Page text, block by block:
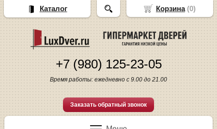
+7 (980) 125-23-05
Время работы: ежедневно с 9.00 до 21.00
Заказать обратный звонок
Корзина(0)
Каталог